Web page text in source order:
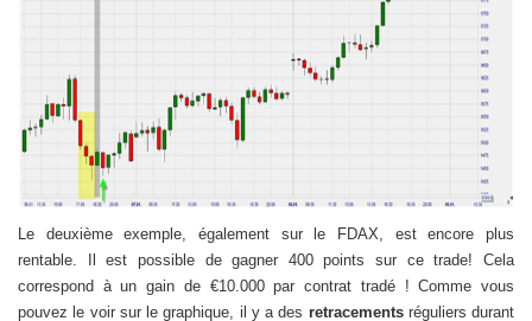
Le deuxième exemple, également sur le FDAX, est encore plus
rentable. Il est possible de gagner 400 points sur ce trade! Cela
correspond à un gain de €10.000 par contrat tradé ! Comme vous
pouvez le voir sur le graphique, il y a des retracementsréguliers durant